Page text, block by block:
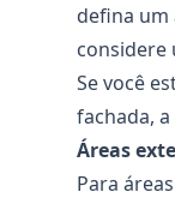
defina um
considere
Se você
fachada,
Áreas
Para